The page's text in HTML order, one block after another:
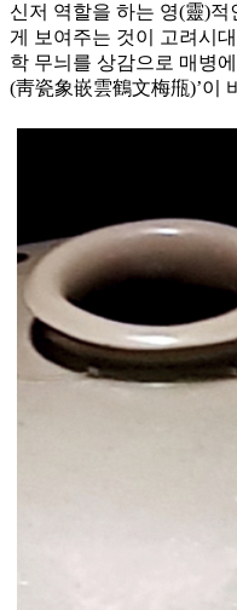
신저 역할을 하는 영(靈)
게 보여주는 것이 고려시
학 무늬를 상감으로 매병
(靑瓷象嵌雲鶴文梅甁)’이